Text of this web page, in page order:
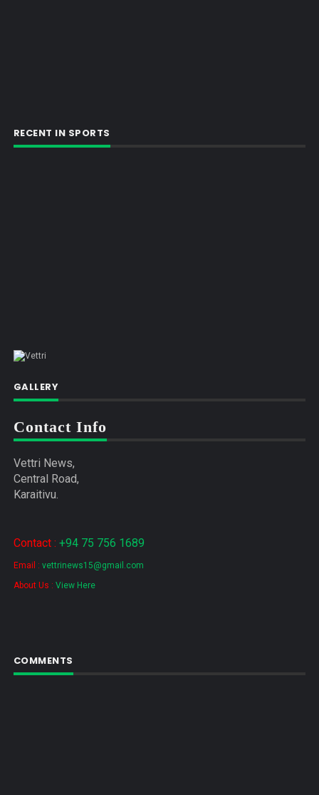
RECENT IN SPORTS
GALLERY
Contact Info
Vettri News,
Central Road,
Karaitivu.
Contact : +94 75 756 1689
Email : vettrinews15@gmail.com
About Us : View Here
COMMENTS